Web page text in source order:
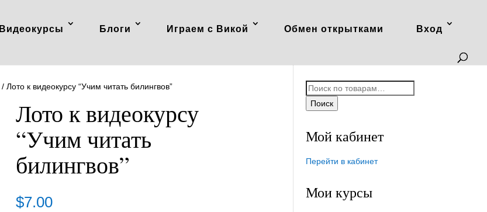
Видеокурсы Блоги Играем с Викой Обмен открытками Вход
/ Лото к видеокурсу “Учим читать билингвов”
Лото к видеокурсу
“Учим читать
билингвов”
$7.00
Искать:
Поиск
Мой кабинет
Перейти в кабинет
Мои курсы